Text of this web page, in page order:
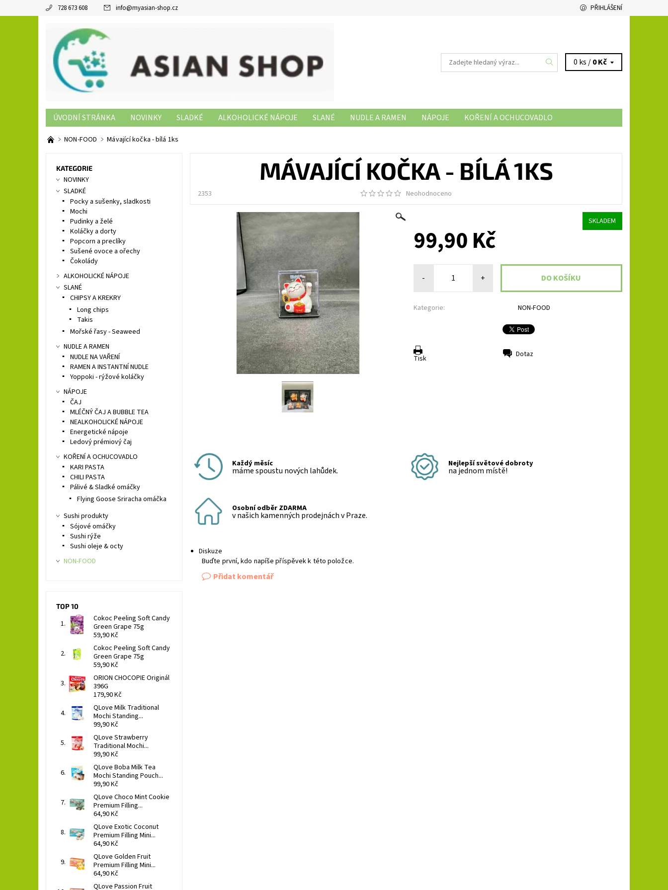
728 673 608 info@myasian-shop.cz PŘIHLÁŠENÍ
0 ks /0 Kč
ÚVODNÍ STRÁNKA NOVINKY SLADKÉ ALKOHOLICKÉ NÁPOJE SLANÉ NUDLE A RAMEN NÁPOJE
KOŘENÍ A OCHUCOVADLO
SUSHI PRODUKTY
NON-FOOD
NON-FOOD Mávající kočka - bílá 1ks
MÁVAJÍCÍ KOČKA - BÍLÁ 1KS
2353 Neohodnoceno
SKLADEM
99,90 Kč
- +
Kategorie: NON-FOOD
Tisk Dotaz
Každý měsíc
máme spoustu nových lahůdek.
Nejlepší světové dobroty
na jednom místě!
Osobní odběr ZDARMA
v našich kamenných prodejnách v Praze.
Diskuze
Buďte první, kdo napíše příspěvek k této položce.
Přidat komentář
KATEGORIE
NOVINKY
SLADKÉ
Pocky a sušenky, sladkosti
Mochi
Pudinky a želé
Koláčky a dorty
Popcorn a preclíky
Sušené ovoce a ořechy
Čokolády
ALKOHOLICKÉ NÁPOJE
SLANÉ
CHIPSY A KREKRY
Long chips
Takis
Mořské řasy - Seaweed
NUDLE A RAMEN
NUDLE NA VAŘENÍ
RAMEN A INSTANTNÍ NUDLE
Yoppoki - rýžové koláčky
NÁPOJE
ČAJ
MLÉČNÝ ČAJ A BUBBLE TEA
NEALKOHOLICKÉ NÁPOJE
Energetické nápoje
Ledový prémiový čaj
KOŘENÍ A OCHUCOVADLO
KARI PASTA
CHILI PASTA
Pálivé & Sladké omáčky
Flying Goose Sriracha omáčka
Sushi produkty
Sójové omáčky
Sushi rýže
Sushi oleje & octy
NON-FOOD
TOP 10
Cokoc Peeling Soft Candy
Green Grape 75g
59,90 Kč
Cokoc Peeling Soft Candy
Green Grape 75g
59,90 Kč
ORION CHOCOPIE Originál
396G
179,90 Kč
QLove Milk Traditional
Mochi Standing...
99,90 Kč
QLove Strawberry
Traditional Mochi...
99,90 Kč
QLove Boba Milk Tea
Mochi Standing Pouch...
99,90 Kč
QLove Choco Mint Cookie
Premium Filling...
64,90 Kč
QLove Exotic Coconut
Premium Filling Mini...
64,90 Kč
QLove Golden Fruit
Premium Filling Mini...
64,90 Kč
QLove Passion Fruit